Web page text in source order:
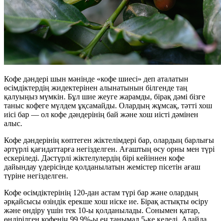
Кофе дәндері шын мәнінде «кофе шиесі» деп аталатын
өсімдіктердің жидектерінен алынатынын білгенде таң
қалуыңыз мүмкін. Бұл шие жеуге жарамды, бірақ дәмі бізге
таныс кофеге мүлдем ұқсамайды. Олардың жұмсақ, тәтті хош
иісі бар — ол кофе дәндерінің бай және хош иісті дәмінен
алыс.
Кофе дәндерінің көптеген жіктелімдері бар, олардың барлығы
әртүрлі қағидаттарға негізделген. Ағаштың өсу орны мен түрі
ескеріледі. Дәстүрлі жіктелулердің бірі кейіннен кофе
дайындау үдерісінде қолданылатын жемістер пісетін ағаш
түріне негізделген.
Кофе өсімдіктерінің 120-дан астам түрі бар және олардың
әрқайсысы өзіндік ерекше хош иіске ие. Бірақ астықты өсіру
және өндіру үшін тек 10-ы қолданылады. Сонымен қатар,
өндірілген кофенің 99,9%-ы ең танымал 5-ке келеді. Алайда,